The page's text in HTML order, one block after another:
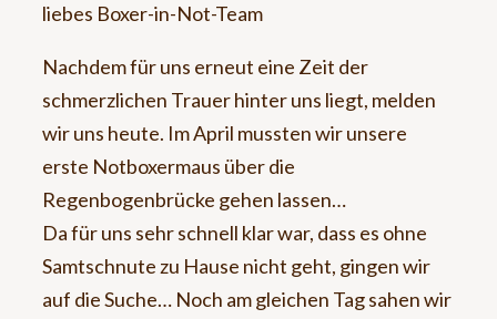
liebes Boxer-in-Not-Team
Nachdem für uns erneut eine Zeit der
schmerzlichen Trauer hinter uns liegt, melden
wir uns heute. Im April mussten wir unsere
erste Notboxermaus über die
Regenbogenbrücke gehen lassen…
Da für uns sehr schnell klar war, dass es ohne
Samtschnute zu Hause nicht geht, gingen wir
auf die Suche… Noch am gleichen Tag sahen wir